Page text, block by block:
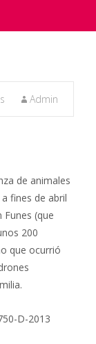
Admin
de animales
fines de abril
(que
200
que ocurrió
D-2013